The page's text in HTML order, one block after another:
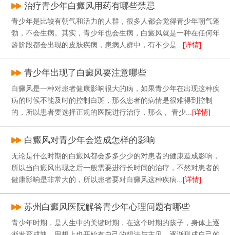
治疗青少年白癜风用药有哪些禁忌
青少年是比较有朝气和活力的人群，很多人都会觉得青少年朝气蓬
勃，不会生病。其实，青少年也会生病，白癜风就是一种在任何年
龄阶段都会出现的皮肤疾病，患病人群中，有不少是...[详情]
青少年出现了白癜风要注意哪些
白癜风是一种对患者健康影响很大的病，如果青少年在出现这种疾
病的时候不能及时的控制白斑，那么患者的病情是很难得到控制
的，所以患者要选择正规的医院进行治疗，那么， 青少... [详情]
白癜风对青少年会造成怎样的影响
无论是什么时期的白癜风都会多多少少的对患者的健康造成影响，
所以当白癜风出现之后一般需要进行长时间的治疗，不然对患者的
健康影响是非常大的，所以患者要对白癜风这种疾病... [详情]
苏州白癜风医院解答青少年心理问题有哪些
青少年时期，是人生中的关键时期，在这个时期的孩子，身体上逐